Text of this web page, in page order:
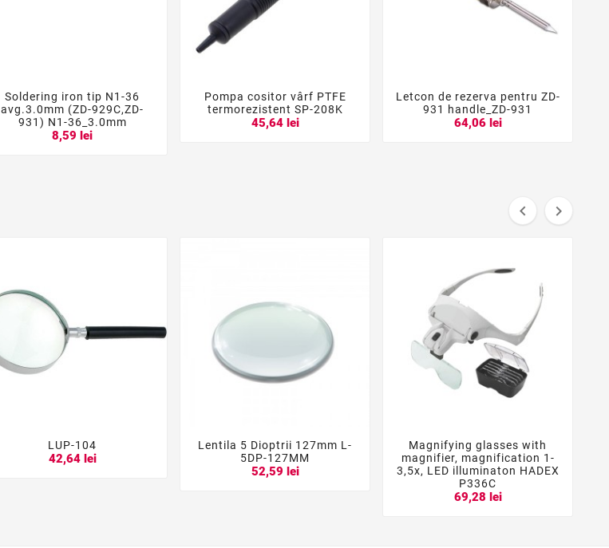
  
Soldering iron tip N1-36
avg.3.0mm (ZD-929C,ZD-
931) N1-36_3.0mm
8,59 lei
  
Pompa cositor vârf PTFE
termorezistent SP-208K
45,64 lei
  
Letcon de rezerva pentru ZD-
931 handle_ZD-931
64,06 lei
 

LUP-104
42,64 lei   
Lentila 5 Dioptrii 127mm L-
5DP-127MM
52,59 lei
  
Magnifying glasses with
magnifier, magnification 1-
3,5x, LED illuminaton HADEX
P336C
69,28 lei